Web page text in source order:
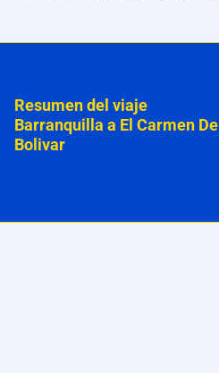
Resumen del viaje
Barranquilla a El Carmen De
Bolivar